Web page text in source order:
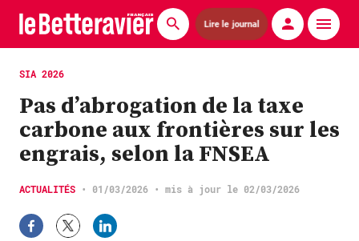
Lire le journal
Actualités
Économie
Agronomie
Matériels
La technique ITB
SIA 2026
Pas d’abrogation de la taxe
carbone aux frontières sur les
engrais, selon la FNSEA
ACTUALITÉS • 01/03/2026 • mis à jour le 02/03/2026